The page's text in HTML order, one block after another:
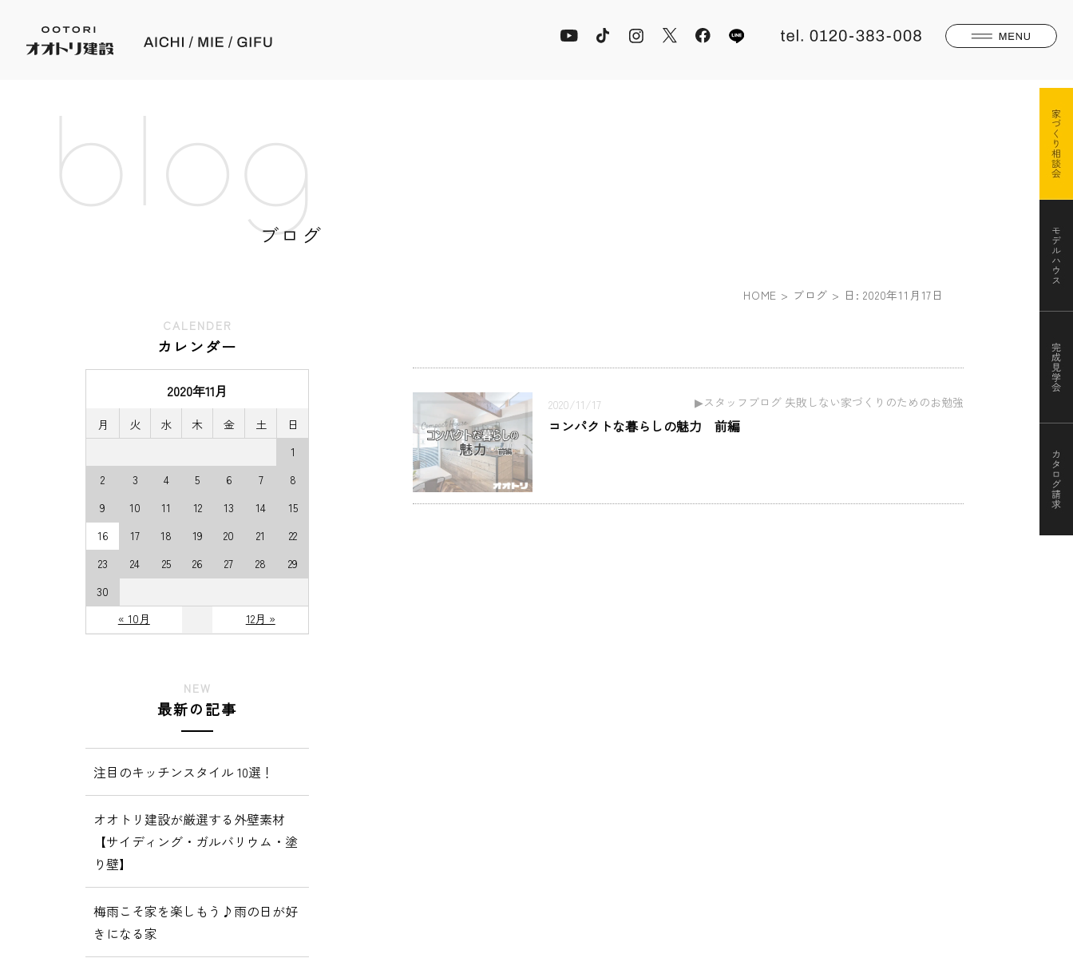
blog
ブログ
HOME ブログ 日:2020年11月17日
2020/11/17 スタッフブログ 失敗しない家づくりのためのお勉強
コンパクトな暮らしの魅力 前編
CALENDER
カレンダー
2020年11月
月 火 水 木 金 土
日
1
2
3 4 5 6 7
8
9
10 11 12 13 14
15
16
17 18 19 20 21
22
23
24 25 26 27 28
29
30
« 10月
12月 »
NEW
最新の記事
注目のキッチンスタイル 10選！
オオトリ建設が厳選する外壁素材
【サイディング・ガルバリウム・塗
り壁】
梅雨こそ家を楽しもう♪雨の日が好
きになる家